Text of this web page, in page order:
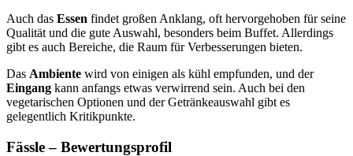
Auch das Essen findet großen Anklang, oft hervorgehoben für seine
Qualität und die gute Auswahl, besonders beim Buffet. Allerdings
gibt es auch Bereiche, die Raum für Verbesserungen bieten.
Das Ambiente wird von einigen als kühl empfunden, und der
Eingang kann anfangs etwas verwirrend sein. Auch bei den
vegetarischen Optionen und der Getränkeauswahl gibt es
gelegentlich Kritikpunkte.
Fässle– Bewertungsprofil